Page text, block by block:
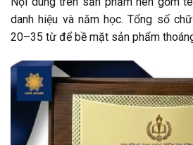
danh hiệu và năm học. Tổng số
20–35 từ để bề mặt sản phẩm